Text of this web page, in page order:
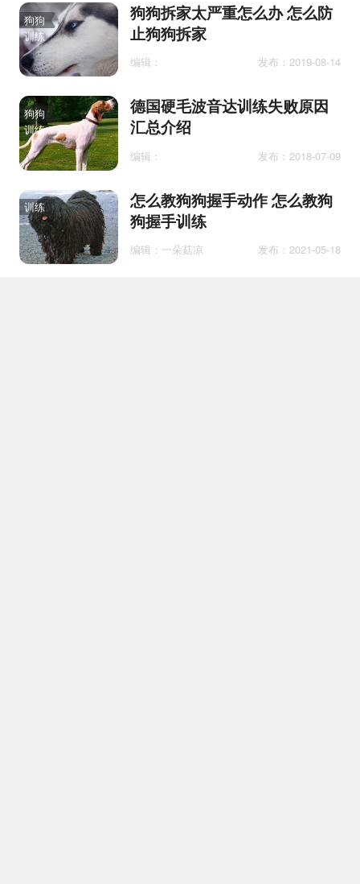
狗狗
训练
狗狗拆家太严重怎么办 怎么防
止狗狗拆家
编辑： 发布：2019-08-14
狗狗
训练
德国硬毛波音达训练失败原因
汇总介绍
编辑： 发布：2018-07-09
训练
怎么教狗狗握手动作 怎么教狗
狗握手训练
编辑：一朵菇凉 发布：2021-05-18